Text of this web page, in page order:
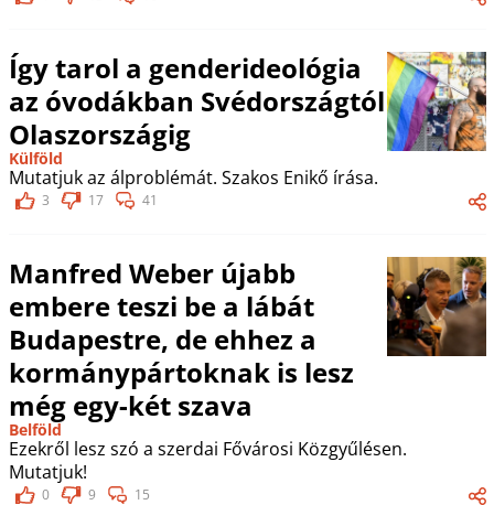
Így tarol a genderideológia
az óvodákban Svédországtól
Olaszországig
Külföld
Mutatjuk az álproblémát. Szakos Enikő írása.
3 17 41
Manfred Weber újabb
embere teszi be a lábát
Budapestre, de ehhez a
kormánypártoknak is lesz
még egy-két szava
Belföld
Ezekről lesz szó a szerdai Fővárosi Közgyűlésen.
Mutatjuk!
0 9 15